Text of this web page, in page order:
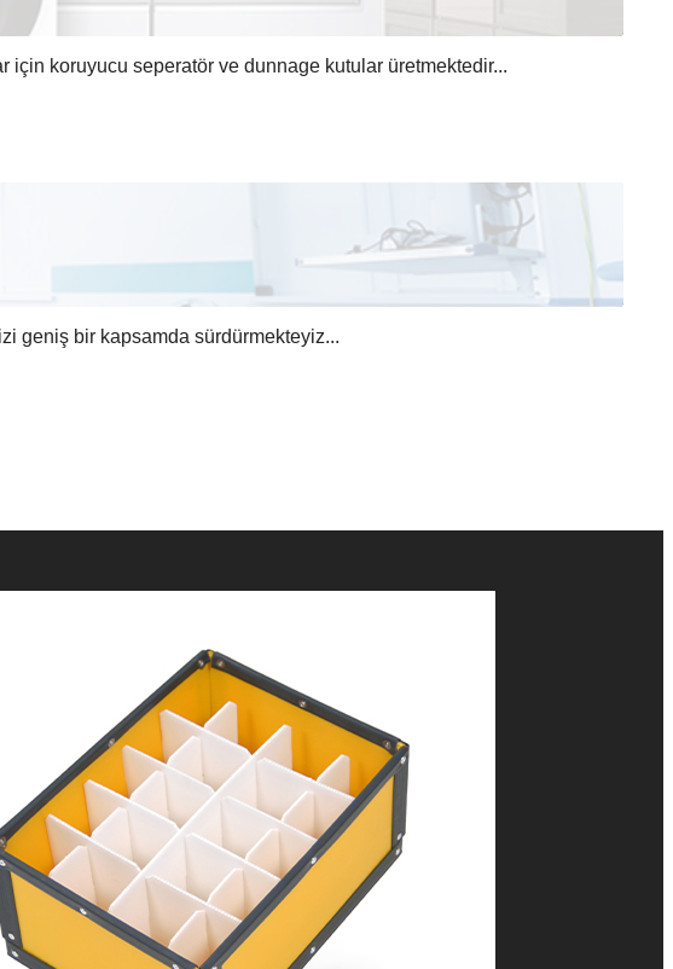
koruyucu seperatör ve dunnage kutular üretmektedir...
geniş bir kapsamda sürdürmekteyiz...